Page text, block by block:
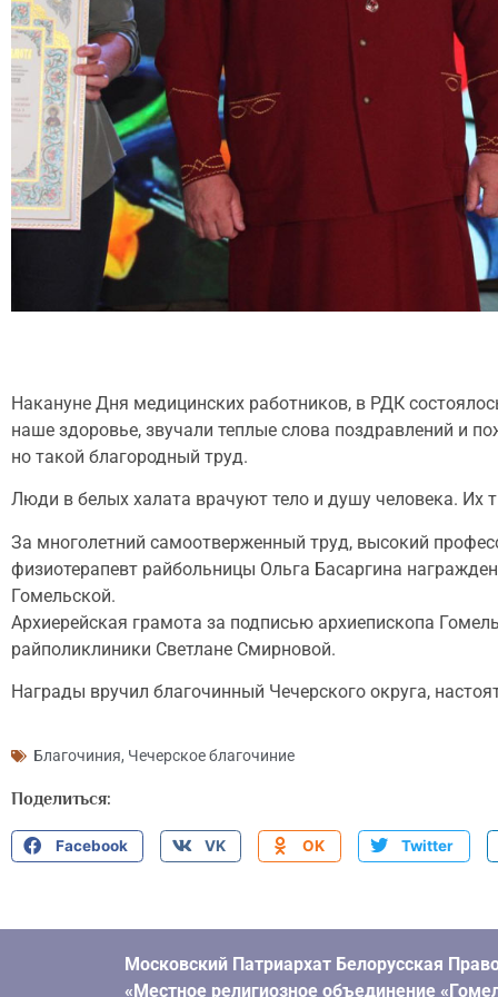
Накануне Дня медицинских работников, в РДК
наше здоровье, звучали теплые слова поздравлений и
но такой благородный труд.
Люди в белых халата врачуют тело и душу человека. Их
За многолетний самоотверженный труд, высокий
физиотерапевт райбольницы Ольга Басаргина
Гомельской.
Архиерейская грамота за подписью архиепископа
райполиклиники Светлане Смирновой.
Награды вручил благочинный Чечерского округа,
Благочиния, Чечерское благочиние
Поделиться:
Facebook VK OK Twitter
Московский Патриархат Белорусская
«Местное религиозное объединение